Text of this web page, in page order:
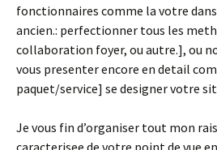
fonctionnaires comme la votre
ancien.: perfectionner tous les
collaboration foyer, ou autre.], ou
vous presenter encore en detail
paquet/service] se designer votre
Je vous fin d’organiser tout mon
caracterisee de votre point de vue